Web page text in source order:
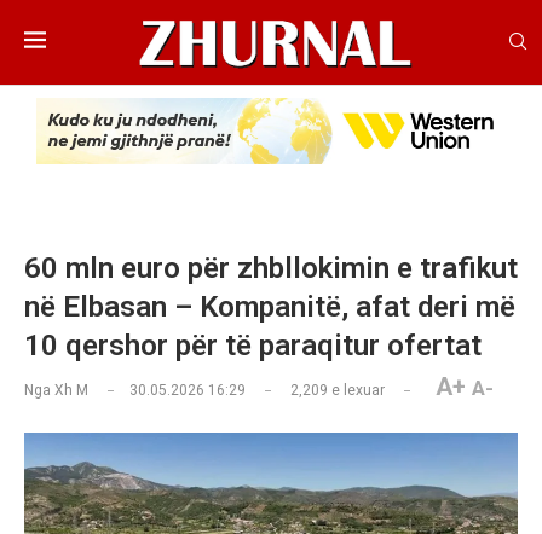
60 mln euro për zhbllokimin e trafikut
në Elbasan – Kompanitë, afat deri më
10 qershor për të paraqitur ofertat
Nga Xh M 30.05.2026 16:29 2,209 e lexuar A+ A-